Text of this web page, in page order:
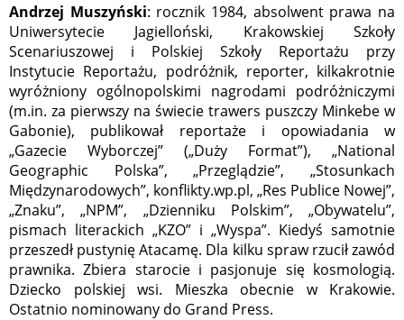
Andrzej Muszyński: rocznik 1984, absolwent prawa na
Uniwersytecie Jagielloński, Krakowskiej Szkoły
Scenariuszowej i Polskiej Szkoły Reportażu przy
Instytucie Reportażu, podróżnik, reporter, kilkakrotnie
wyróżniony ogólnopolskimi nagrodami podróżniczymi
(m.in. za pierwszy na świecie trawers puszczy Minkebe w
Gabonie), publikował reportaże i opowiadania w
„Gazecie Wyborczej” („Duży Format”), „National
Geographic Polska”, „Przeglądzie”, „Stosunkach
Międzynarodowych”, konflikty.wp.pl, „Res Publice Nowej”,
„Znaku”, „NPM”, „Dzienniku Polskim”, „Obywatelu”,
pismach literackich „KZO” i „Wyspa”. Kiedyś samotnie
przeszedł pustynię Atacamę. Dla kilku spraw rzucił zawód
prawnika. Zbiera starocie i pasjonuje się kosmologią.
Dziecko polskiej wsi. Mieszka obecnie w Krakowie.
Ostatnio nominowany do Grand Press.